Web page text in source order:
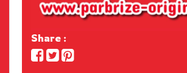
Share :